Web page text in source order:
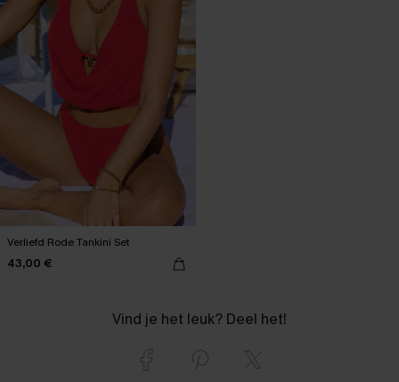
Verliefd Rode Tankini Set
43,00 €
Vind je het leuk? Deel het!